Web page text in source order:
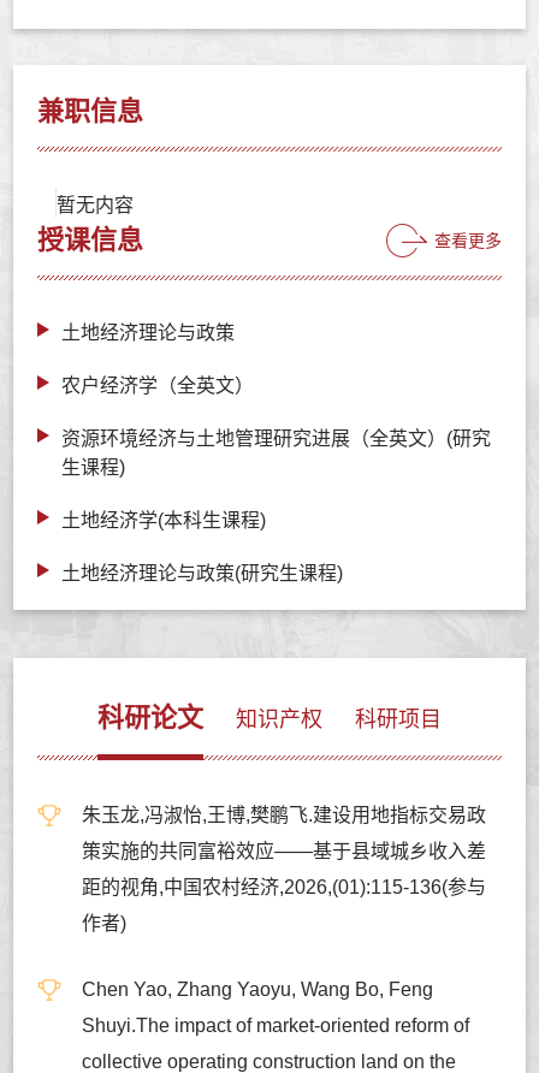
兼职信息
暂无内容
授课信息 查看更多
土地经济理论与政策
农户经济学（全英文）
资源环境经济与土地管理研究进展（全英文）(研究
生课程)
土地经济学(本科生课程)
土地经济理论与政策(研究生课程)
科研论文 知识产权 科研项目
朱玉龙,冯淑怡,王博,樊鹏飞.建设用地指标交易政
策实施的共同富裕效应——基于县域城乡收入差
距的视角,中国农村经济,2026,(01):115-136(参与
作者)
Chen Yao, Zhang Yaoyu, Wang Bo, Feng
Shuyi.The impact of market-oriented reform of
collective operating construction land on the